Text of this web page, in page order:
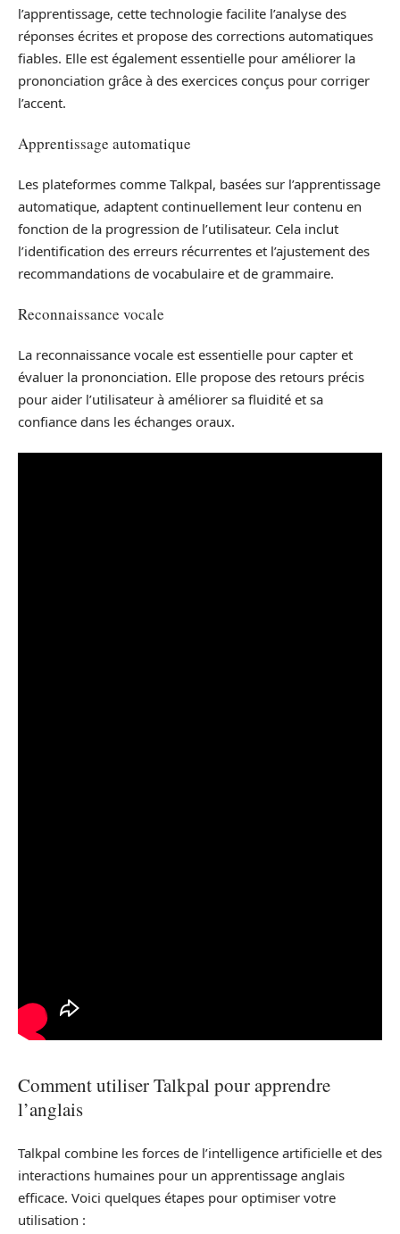
l’apprentissage, cette technologie facilite l’analyse des
réponses écrites et propose des corrections automatiques
fiables. Elle est également essentielle pour améliorer la
prononciation grâce à des exercices conçus pour corriger
l’accent.
Apprentissage automatique
Les plateformes comme Talkpal, basées sur l’apprentissage
automatique, adaptent continuellement leur contenu en
fonction de la progression de l’utilisateur. Cela inclut
l’identification des erreurs récurrentes et l’ajustement des
recommandations de vocabulaire et de grammaire.
Reconnaissance vocale
La reconnaissance vocale est essentielle pour capter et
évaluer la prononciation. Elle propose des retours précis
pour aider l’utilisateur à améliorer sa fluidité et sa
confiance dans les échanges oraux.
Comment utiliser Talkpal pour apprendre
l’anglais
Talkpal combine les forces de l’intelligence artificielle et des
interactions humaines pour un apprentissage anglais
efficace. Voici quelques étapes pour optimiser votre
utilisation :